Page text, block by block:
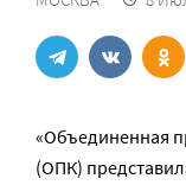
«Объединенная
(ОПК)